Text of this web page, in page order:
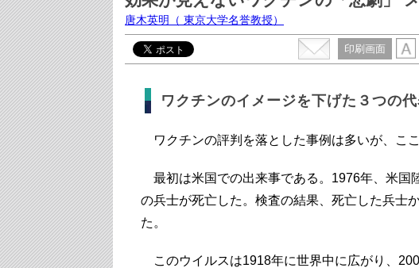
唐木英明 （ 東京大学名誉教授）
印刷画面
ワクチンのイメージを下げた３つの代
ワクチンの評判を落とした事例は多いが、こ
最初は米国での出来事である。1976年、米国
の兵士が死亡した。検査の結果、死亡した兵士
た。
このウイルスは1918年に世界中に広がり、